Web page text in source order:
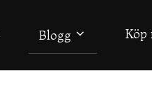
Blogg Köp